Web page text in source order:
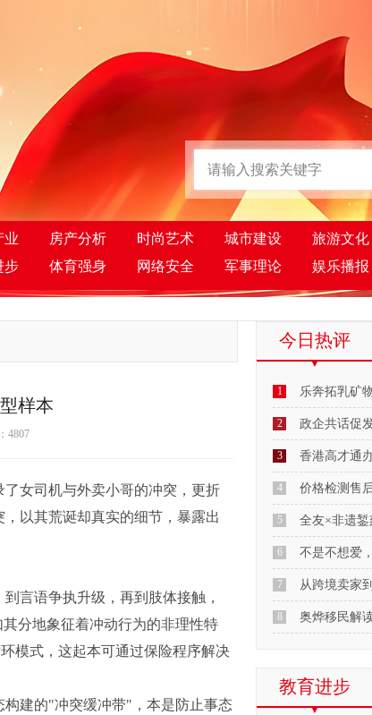
业 房产分析 时尚艺术 城市建设 旅游文化
步 体育强身 网络安全 军事理论 娱乐播报
样本
4807
女司机与外卖小哥的冲突，更折
以其荒诞却真实的细节，暴露出
言语争执升级，再到肢体接触，
分地象征着冲动行为的非理性特
模式，这起本可通过保险程序解决
建的"冲突缓冲带"，本是防止事态
今日热评
1 乐奔拓乳矿
2 政企共话促
3 香港高才通
4 价格检测售
5 全友×非遗
6 不是不想爱
7 从跨境卖家
8 奥烨移民解
教育进步